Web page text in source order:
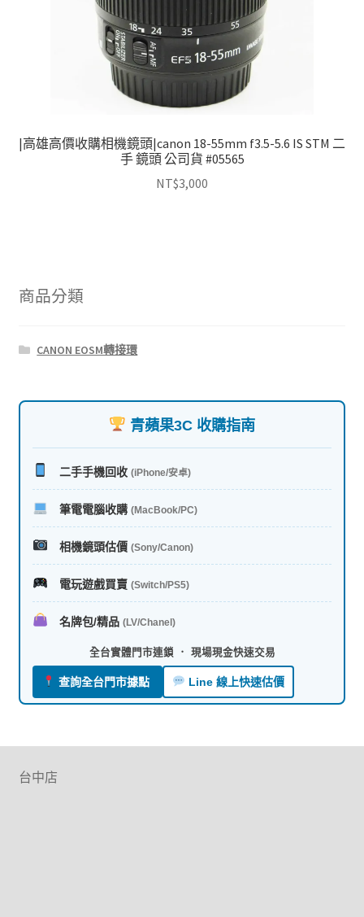
|高雄高價收購相機鏡頭|canon 18-55mm f3.5-5.6 IS STM 二
手 鏡頭 公司貨 #05565
NT$3,000
商品分類
CANON EOSM轉接環
青蘋果3C 收購指南
二手手機回收 (iPhone/安卓)
筆電電腦收購 (MacBook/PC)
相機鏡頭估價 (Sony/Canon)
電玩遊戲買賣 (Switch/PS5)
名牌包/精品 (LV/Chanel)
全台實體門市連鎖 ． 現場現金快速交易
查詢全台門市據點 Line 線上快速估價
台中店